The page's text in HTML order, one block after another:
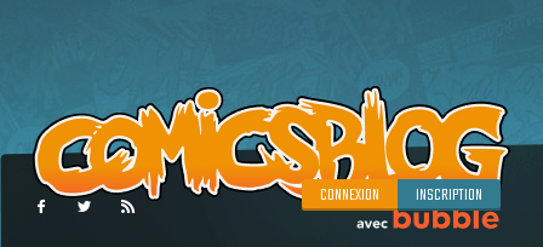
CONNEXION INSCRIPTION